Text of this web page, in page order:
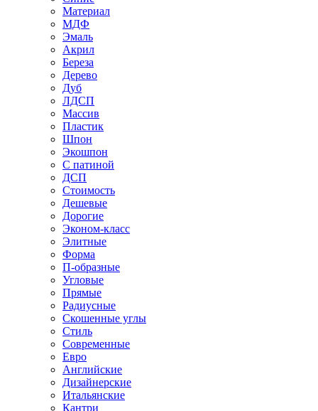
Материал
МДФ
Эмаль
Акрил
Береза
Дерево
Дуб
ЛДСП
Массив
Пластик
Шпон
Экошпон
С патиной
ДСП
Стоимость
Дешевые
Дорогие
Эконом-класс
Элитные
Форма
П-образные
Угловые
Прямые
Радиусные
Скошенные углы
Стиль
Современные
Евро
Английские
Дизайнерские
Итальянские
Кантри